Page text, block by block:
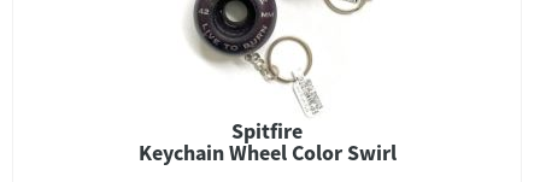
Spitfire
Keychain Wheel Color Swirl